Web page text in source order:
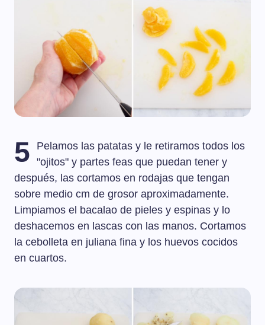
5
Pelamos las patatas y le retiramos todos los
"ojitos" y partes feas que puedan tener y
después, las cortamos en rodajas que tengan
sobre medio cm de grosor aproximadamente.
Limpiamos el bacalao de pieles y espinas y lo
deshacemos en lascas con las manos. Cortamos
la cebolleta en juliana fina y los huevos cocidos
en cuartos.